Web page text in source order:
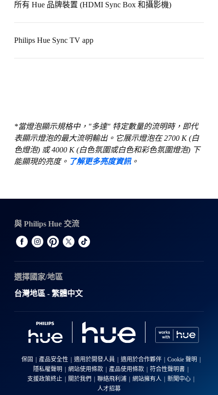
所有 Hue 品牌裝置 (HDMI Sync Box 和攝影機)
Philips Hue Sync TV app
*當燈泡顯示規格中，"多達" 特定數量的流明時，即代
表顯示燈泡的最大流明輸出。它展示燈泡在 2700 K (白
色燈泡) 或 4000 K (白色氛圍或白色和彩色氛圍燈泡) 下
能顯現的亮度。 了解更多亮度資訊。
與 Philips Hue 交流
選擇國家/地區
台灣地區 - 繁體中文
保固 產品安全性 適用於開發人員 適用於合作夥伴
Cookie 聲明
隱私權聲明
網站使用條款 產品使用條款
符合性聲明書
支援政策終止
關於我們 聯絡飛利浦 網站擁有人
新聞中心
人才招募